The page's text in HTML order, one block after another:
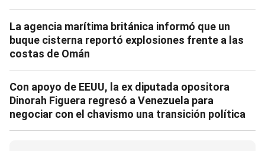
La agencia marítima británica informó que un
buque cisterna reportó explosiones frente a las
costas de Omán
Con apoyo de EEUU, la ex diputada opositora
Dinorah Figuera regresó a Venezuela para
negociar con el chavismo una transición política